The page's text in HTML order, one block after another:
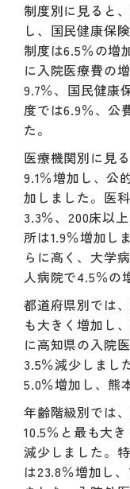
制度別に見ると
し、国民健康保
制度は6.5％の増
に入院医療費の
9.7％、国民健康
度では6.9％、公
た。
医療機関別に見
9.1％増加し、公
加しました。医
3.3％、200床以
所は1.9％増加し
らに高く、大学
人病院で4.5％の
都道府県別では
も大きく増加し
に高知県の入院
3.5％減少しまし
5.0％増加し、熊
年齢階級別では
10.5％と最も大
減少しました。
は23.8％増加し